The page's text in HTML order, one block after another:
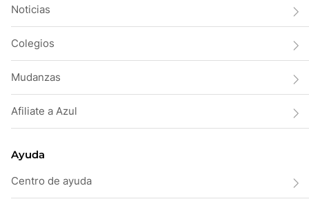
Noticias
Colegios
Mudanzas
Afiliate a Azul
Ayuda
Centro de ayuda